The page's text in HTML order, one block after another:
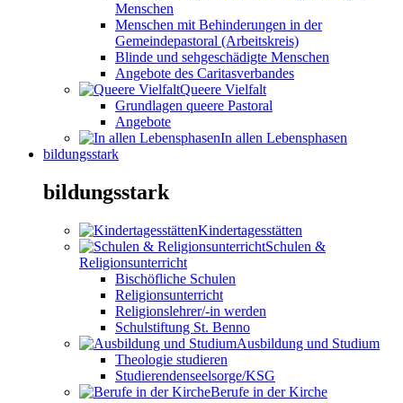
Menschen
Menschen mit Behinderungen in der
Gemeindepastoral (Arbeitskreis)
Blinde und sehgeschädigte Menschen
Angebote des Caritasverbandes
Queere Vielfalt
Grundlagen queere Pastoral
Angebote
In allen Lebensphasen
bildungsstark
bildungsstark
Kindertagesstätten
Schulen &
Religionsunterricht
Bischöfliche Schulen
Religionsunterricht
Religionslehrer/-in werden
Schulstiftung St. Benno
Ausbildung und Studium
Theologie studieren
Studierendenseelsorge/KSG
Berufe in der Kirche